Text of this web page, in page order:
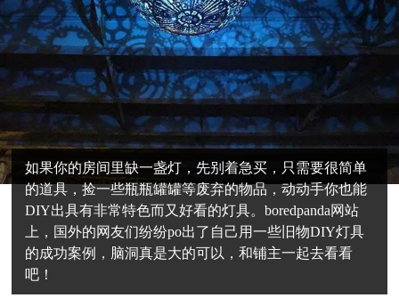
如果你的房间里缺一盏灯，先别着急买，只需要很简单
的道具，捡一些瓶瓶罐罐等废弃的物品，动动手你也能
DIY出具有非常特色而又好看的灯具。boredpanda网站
上，国外的网友们纷纷po出了自己用一些旧物DIY灯具
的成功案例，脑洞真是大的可以，和铺主一起去看看
吧！